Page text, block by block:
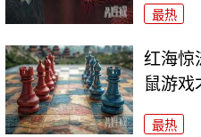
最热
红海惊
鼠游戏
最热